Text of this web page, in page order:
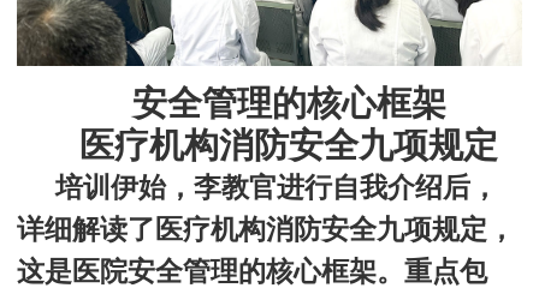
安全管理的核心框架
医疗机构消防安全九项规定
培训伊始，李教官进行自我介绍后，
详细解读了医疗机构消防安全九项规定，
这是医院安全管理的核心框架。重点包